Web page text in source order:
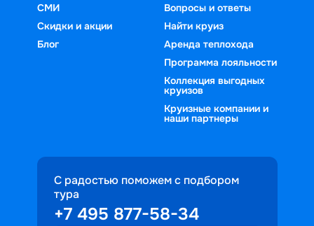
СМИ
Скидки и акции
Блог
Вопросы и ответы
Найти круиз
Аренда теплохода
Программа лояльности
Коллекция выгодных
круизов
Круизные компании и
наши партнеры
С радостью поможем с подбором
тура
+7 495 877-58-34